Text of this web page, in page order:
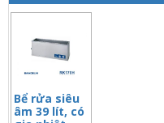
Bể rửa siêu
âm 39 lít, có